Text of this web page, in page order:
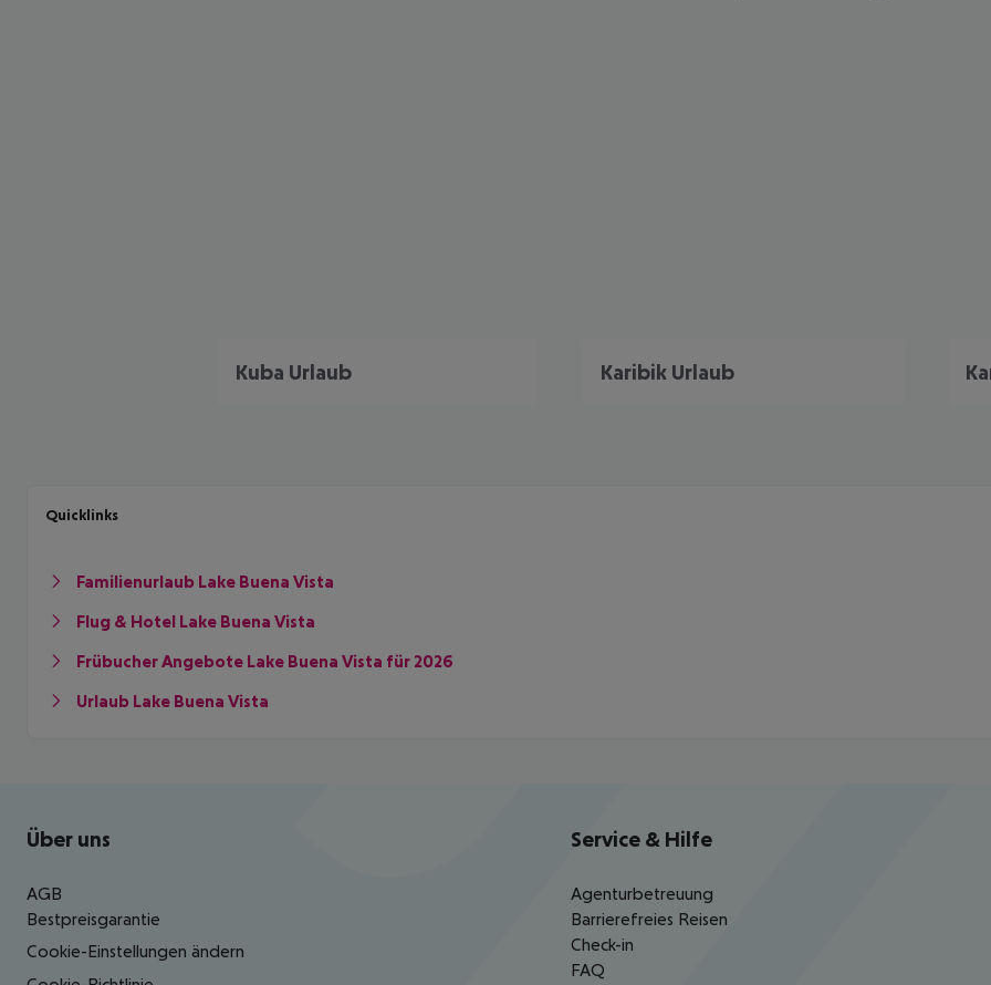
Kuba Urlaub Karibik Urlaub
Quicklinks
Familienurlaub Lake Buena Vista
Flug & Hotel Lake Buena Vista
Frübucher Angebote Lake Buena Vista für 2026
Urlaub Lake Buena Vista
Footer navigation
Über uns
AGB
Bestpreisgarantie
Cookie-Einstellungen ändern
Service & Hilfe
Agenturbetreuung
Barrierefreies Reisen
Check-in
FAQ